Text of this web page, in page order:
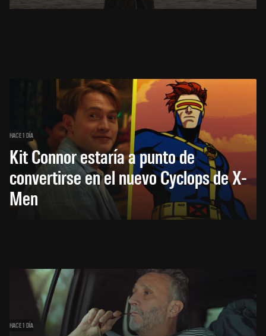
HACE 1 DÍA
Kit Connor estaría a punto de
convertirse en el nuevo Cyclops de X-
Men
HACE 1 DÍA